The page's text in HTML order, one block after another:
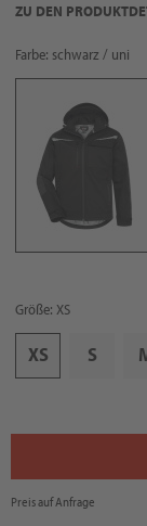
ZU DEN
Farbe: schwarz / uni
Größe: XS
XS S
Preis auf Anfrage